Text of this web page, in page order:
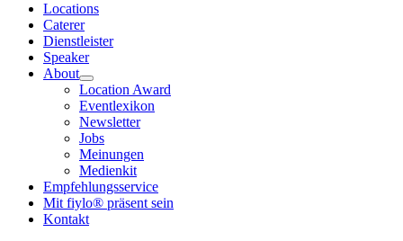
Locations
Caterer
Dienstleister
Speaker
About
Location Award
Eventlexikon
Newsletter
Jobs
Meinungen
Medienkit
Empfehlungsservice
Mit fiylo® präsent sein
Kontakt